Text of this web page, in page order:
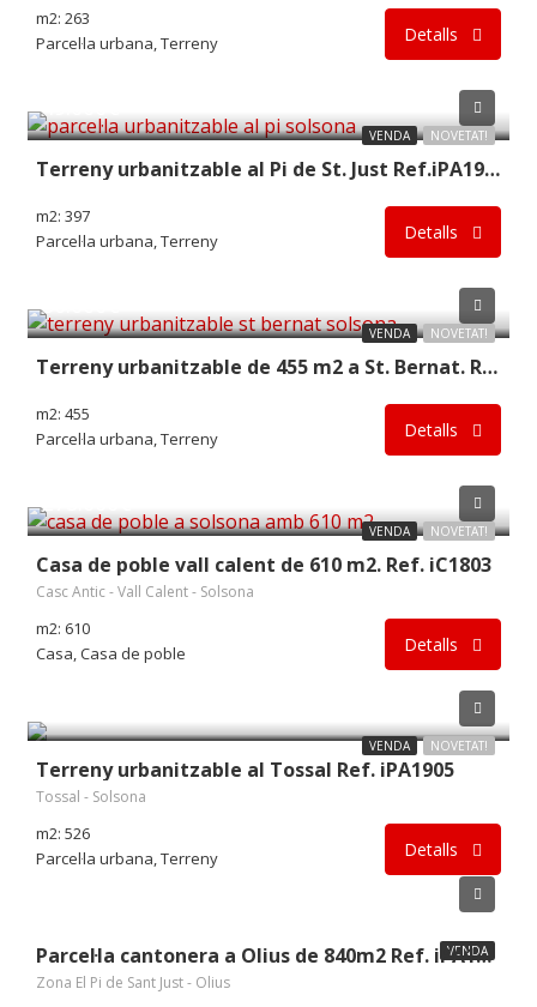
m2: 263
Parcel·la urbana, Terreny
Detalls
VENDA NOVETAT!
49.000€
Terreny urbanitzable al Pi de St. Just Ref.iPA1909
m2: 397
Parcel·la urbana, Terreny
Detalls
VENDA NOVETAT!
50.000€
Terreny urbanitzable de 455 m2 a St. Bernat. Ref. iPA1907
m2: 455
Parcel·la urbana, Terreny
Detalls
VENDA NOVETAT!
275.000€
Casa de poble vall calent de 610 m2. Ref. iC1803
Casc Antic - Vall Calent - Solsona
m2: 610
Casa, Casa de poble
Detalls
VENDA NOVETAT!
Terreny urbanitzable al Tossal Ref. iPA1905
Tossal - Solsona
m2: 526
Parcel·la urbana, Terreny
Detalls
VENDA
Parcel·la cantonera a Olius de 840m2 Ref. iPA1903
Zona El Pi de Sant Just - Olius